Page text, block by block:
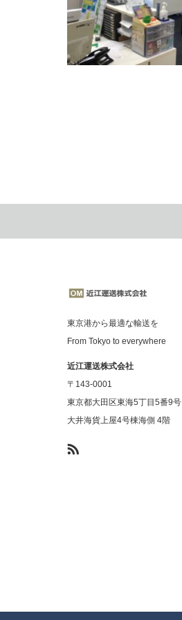
東京港から最適な輸送を
From Tokyo to everywhere
近江運送株式会社
〒143-0001
東京都大田区東海5丁目5番9号
大井海貨上屋4号棟海側 4階